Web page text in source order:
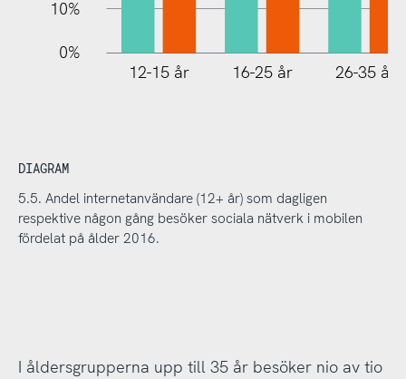
10%
0%
12-15 år 16-25 år 26-35 år
DIAGRAM
5.5. Andel internetanvändare (12+ år) som dagligen
respektive någon gång besöker sociala nätverk i mobilen
fördelat på ålder 2016.
I åldersgrupperna upp till 35 år besöker nio av tio